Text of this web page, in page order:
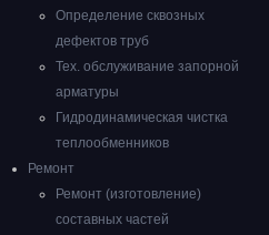
Определение сквозных
дефектов труб
Тех. обслуживание запорной
арматуры
Гидродинамическая чистка
теплообменников
Ремонт
Ремонт (изготовление)
составных частей